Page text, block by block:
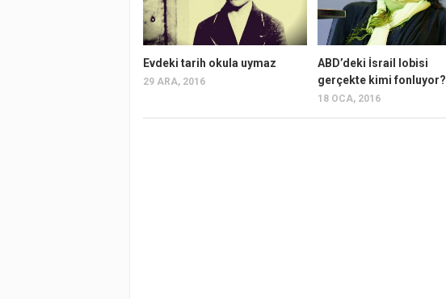
Evdeki tarih okula uymaz
29 ARA, 2016
ABD’deki İsrail lobisi
gerçekte kimi fonluyor?
18 OCA, 2016